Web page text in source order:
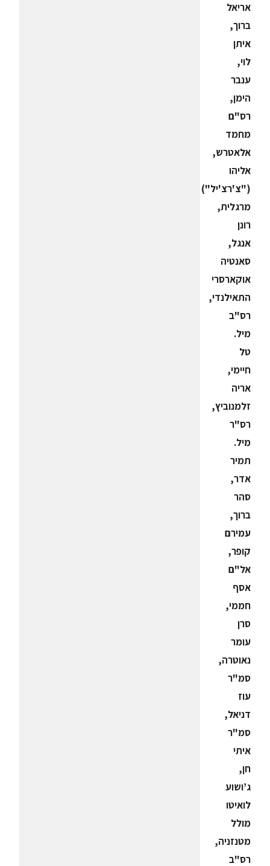
אריאל
ברוך,
איתן
לוי,
ענבר
הימן,
רס"ם
מחמד
אלאטרש,
אליהו
("צ'רצ'יל")
מרגלית,
רונן
אנגל,
סאנטיה
אוקארסרי
התאילנדי,
רס"ב
מיל.
טל
חיימי,
אריה
זלמנוביץ,
רס"ר
מיל.
תמיר
אדר,
סהר
ברוך,
עמירם
קופר,
אל"ם
אסף
חממי,
סרן
עומר
נאוטרה,
סמ"ר
עוז
דניאל,
סמ"ר
איתי
חן,
ג’ושוע
לואיטו
מולל
מטנזניה,
רס"ב